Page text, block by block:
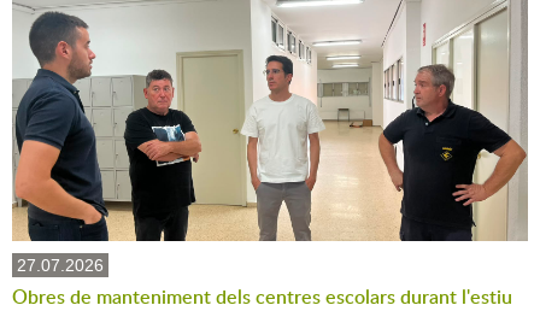
27.07.2026
Obres de manteniment dels centres escolars durant l'estiu